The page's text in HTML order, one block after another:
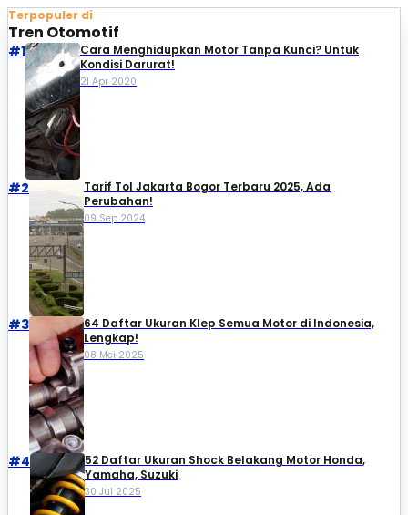
Terpopuler di
Tren Otomotif
#1
Cara Menghidupkan Motor Tanpa Kunci? Untuk
Kondisi Darurat!
21 Apr 2020
#2
Tarif Tol Jakarta Bogor Terbaru 2025, Ada
Perubahan!
09 Sep 2024
#3
64 Daftar Ukuran Klep Semua Motor di Indonesia,
Lengkap!
08 Mei 2025
#4
52 Daftar Ukuran Shock Belakang Motor Honda,
Yamaha, Suzuki​
30 Jul 2025